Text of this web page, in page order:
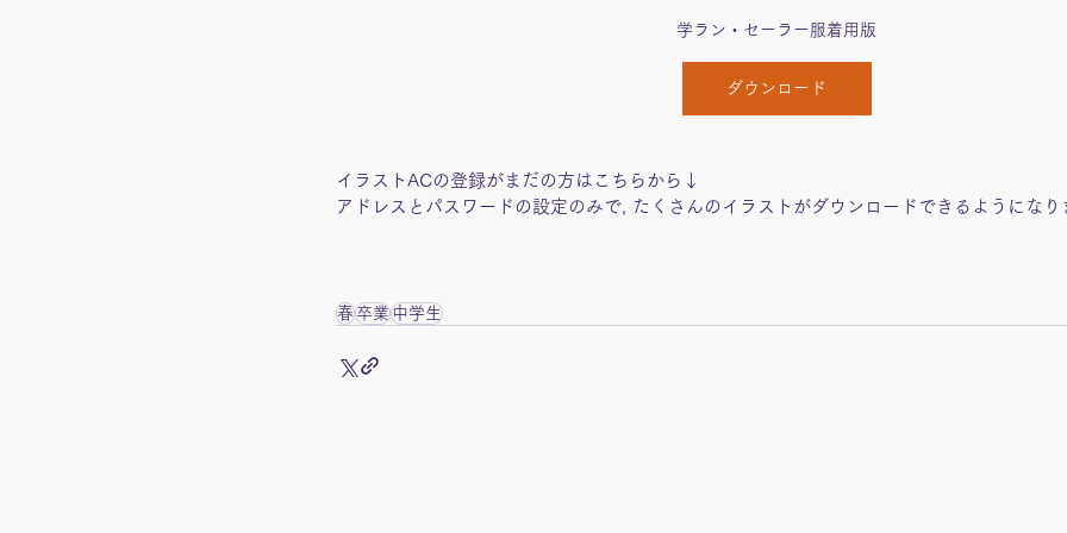
学ラン・セーラー服着用版
ダウンロード
イラストACの登録がまだの方はこちらから↓
アドレスとパスワードの設定のみで, たくさんのイラストがダウンロードできるようになり
春卒業中学生